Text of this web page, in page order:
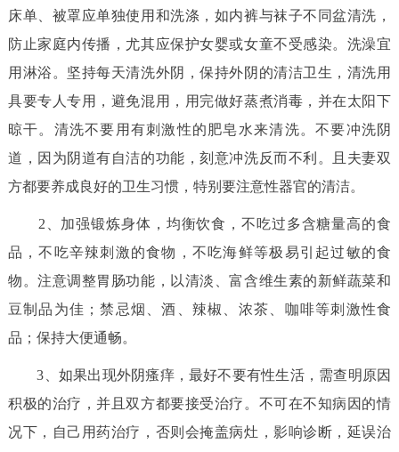
12345网上接诉即办 我要咨询 我要建议
走进北京
北京概况 十六区概览 人文北京
多语种
DEUTSCH
ESPAÑOL العربية PORTUGUÊS
床单、被罩应单独使用和洗涤，如内裤与袜子不同盆清洗，
防止家庭内传播，尤其应保护女婴或女童不受感染。洗澡宜
用淋浴。坚持每天清洗外阴，保持外阴的清洁卫生，清洗用
具要专人专用，避免混用，用完做好蒸煮消毒，并在太阳下
晾干。清洗不要用有刺激性的肥皂水来清洗。不要冲洗阴
道，因为阴道有自洁的功能，刻意冲洗反而不利。且夫妻双
方都要养成良好的卫生习惯，特别要注意性器官的清洁。
2、加强锻炼身体，均衡饮食，不吃过多含糖量高的食
品，不吃辛辣刺激的食物，不吃海鲜等极易引起过敏的食
物。注意调整胃肠功能，以清淡、富含维生素的新鲜蔬菜和
豆制品为佳；禁忌烟、酒、辣椒、浓茶、咖啡等刺激性食
品；保持大便通畅。
3、如果出现外阴瘙痒，最好不要有性生活，需查明原因
积极的治疗，并且双方都要接受治疗。不可在不知病因的情
况下，自己用药治疗，否则会掩盖病灶，影响诊断，延误治